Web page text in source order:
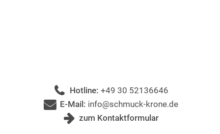
Hotline: +49 30 52136646
E-Mail: info@schmuck-krone.de
zum Kontaktformular